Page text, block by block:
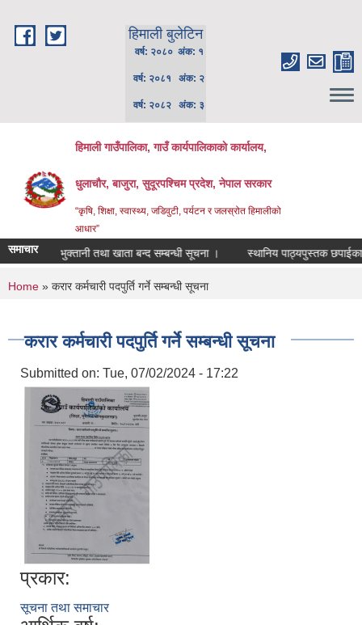
हिमाली बुलेटिन
वर्ष: २०८० अंक: १
वर्ष: २०८१ अंक: २
वर्ष: २०८२ अंक: ३
हिमाली गाउँपालिका, गाउँ कार्यपालिकाकाे कार्यालय,
धुलाचौर, बाजुरा, सुदूरपश्चिम प्रदेश, नेपाल सरकार
“कृषि, शिक्षा, स्वास्थ्य, जडिवुटी, पर्यटन र जलस्रोत हिमालीको
आधार”
समाचार
को भुक्तानी तथा खाता बन्द सम्बन्धी सूचना । स्थानिय पाठ्यपुस्तक छपाईका
You are here
Home » करार कर्मचारी पदपुर्ति गर्ने सम्बन्धी सूचना
करार कर्मचारी पदपुर्ति गर्ने सम्बन्धी सूचना
Submitted on: Tue, 07/02/2024 - 17:22
प्रकार:
सूचना तथा समाचार